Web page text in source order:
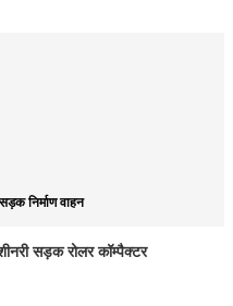
सड़क निर्माण वाहन
सड़क रोलर कॉम्पैक्टर